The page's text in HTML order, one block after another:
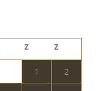
Z Z
1 2